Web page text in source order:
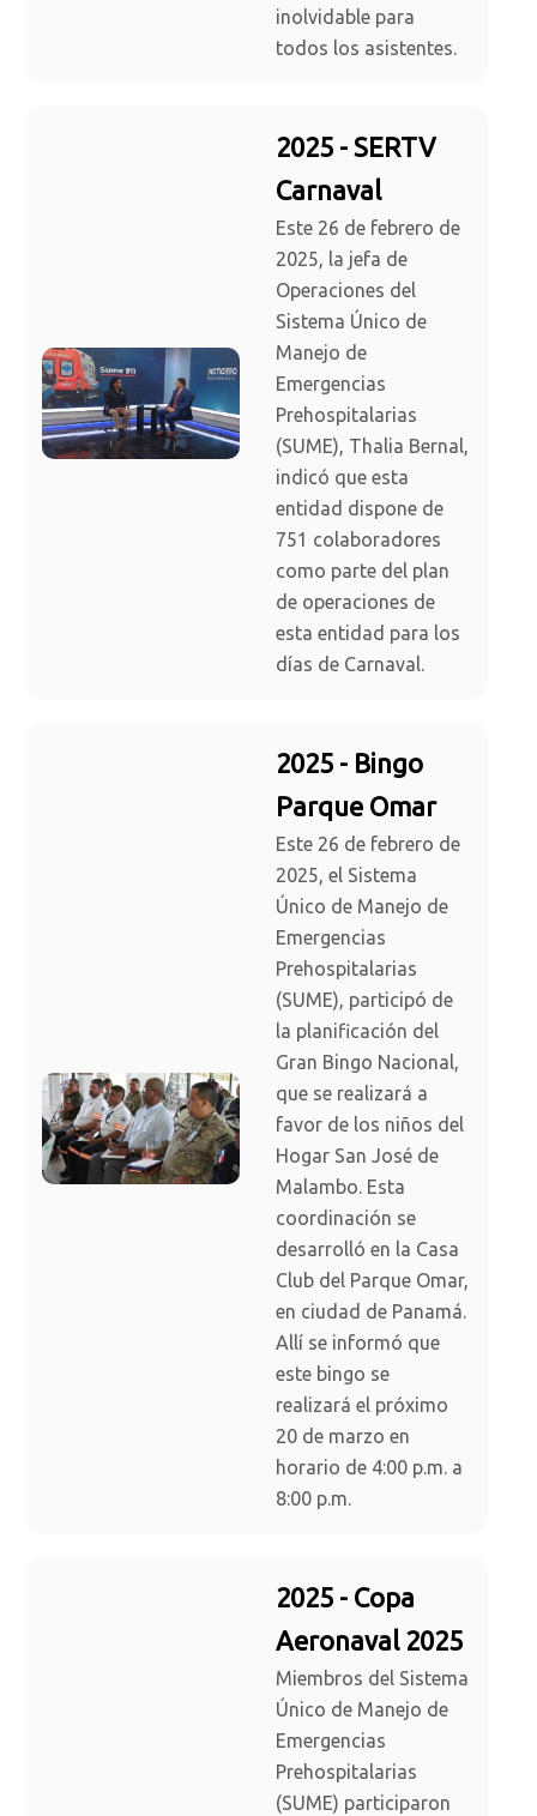
inolvidable para
todos los asistentes.
2025 - SERTV
Carnaval
Este 26 de febrero de
2025, la jefa de
Operaciones del
Sistema Único de
Manejo de
Emergencias
Prehospitalarias
(SUME), Thalia Bernal,
indicó que esta
entidad dispone de
751 colaboradores
como parte del plan
de operaciones de
esta entidad para los
días de Carnaval.
2025 - Bingo
Parque Omar
Este 26 de febrero de
2025, el Sistema
Único de Manejo de
Emergencias
Prehospitalarias
(SUME), participó de
la planificación del
Gran Bingo Nacional,
que se realizará a
favor de los niños del
Hogar San José de
Malambo. Esta
coordinación se
desarrolló en la Casa
Club del Parque Omar,
en ciudad de Panamá.
Allí se informó que
este bingo se
realizará el próximo
20 de marzo en
horario de 4:00 p.m. a
8:00 p.m.
2025 - Copa
Aeronaval 2025
Miembros del Sistema
Único de Manejo de
Emergencias
Prehospitalarias
(SUME) participaron